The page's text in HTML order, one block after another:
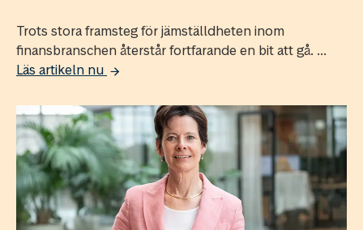
Trots stora framsteg för jämställdheten inom
finansbranschen återstår fortfarande en bit att gå. ...
Läs artikeln nu